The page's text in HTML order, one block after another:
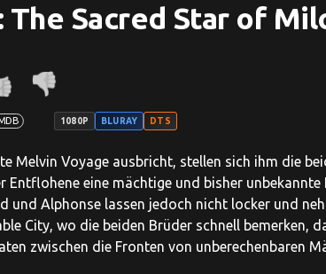
Sacred Star of
1080P BLURAY DTS
Melvin Voyage ausbricht, stellen sich ihm die
Entflohene eine mächtige und bisher
und Alphonse lassen jedoch nicht locker und
City, wo die beiden Brüder schnell bemerken,
zwischen die Fronten von unberechenbaren